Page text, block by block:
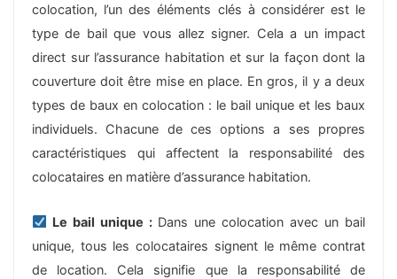
colocation, l’un des éléments clés à considérer est le
type de bail que vous allez signer. Cela a un impact
direct sur l’assurance habitation et sur la façon dont la
couverture doit être mise en place. En gros, il y a deux
types de baux en colocation : le bail unique et les baux
individuels. Chacune de ces options a ses propres
caractéristiques qui affectent la responsabilité des
colocataires en matière d’assurance habitation.
Le bail unique : Dans une colocation avec un bail
unique, tous les colocataires signent le même contrat
de location. Cela signifie que la responsabilité de